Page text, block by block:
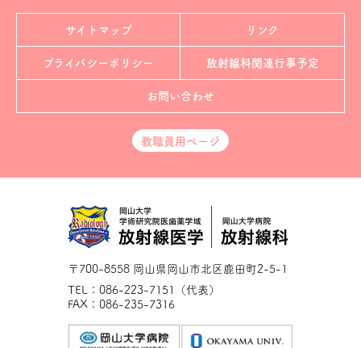
〒700-8558 岡山県岡山市北区鹿田町2-5-1
TEL：086-223-7151（代表）
FAX：086-235-7316
サイトマップ リンク
プライバシーポリシー 放射線科関連行事予定
お問い合わせ
教職員用ページ